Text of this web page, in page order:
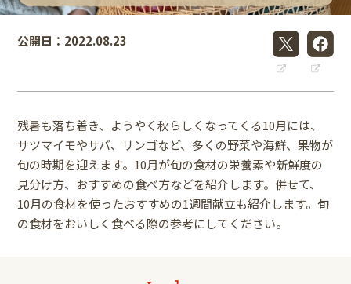
公開日：2022.08.23
残暑も落ち着き、ようやく秋らしくなってくる10月には、
サツマイモやサバ、リンゴなど、多くの野菜や海鮮、果物が
旬の時期を迎えます。10月が旬の食材の栄養素や新鮮度の
見分け方、おすすめの食べ方などを紹介します。併せて、
10月の食材を使ったおすすめの1週間献立も紹介します。旬
の食材をおいしく食べる際の参考にしてください。